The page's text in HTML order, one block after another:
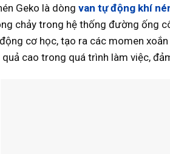
Geko là dòng van tự động khí
chảy trong hệ thống đường ống
cơ học, tạo ra các momen
quả cao trong quá trình làm việc,